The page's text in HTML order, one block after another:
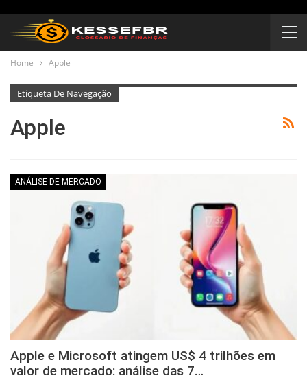
Home Apple
Etiqueta De Navegação
Apple
ANÁLISE DE MERCADO
Apple e Microsoft atingem US$ 4 trilhões em
valor de mercado: análise das 7…